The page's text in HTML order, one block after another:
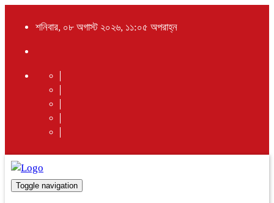
শনিবার, ০৮ অগাস্ট ২০২৬, ১১:০৫ অপরাহ্ন
Toggle navigation